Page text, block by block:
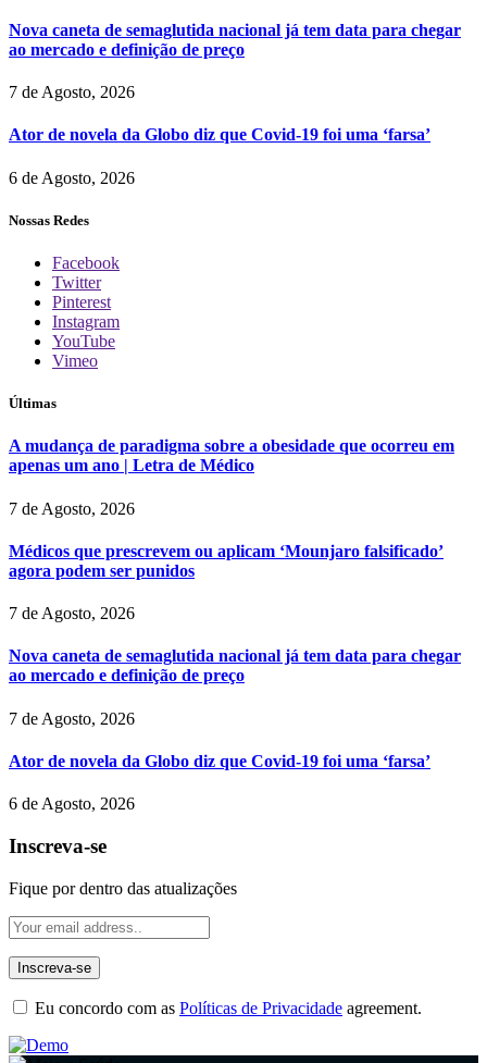
Nova caneta de semaglutida nacional já tem data para chegar
ao mercado e definição de preço
7 de Agosto, 2026
Ator de novela da Globo diz que Covid-19 foi uma ‘farsa’
6 de Agosto, 2026
Nossas Redes
Facebook
Twitter
Pinterest
Instagram
YouTube
Vimeo
Últimas
A mudança de paradigma sobre a obesidade que ocorreu em
apenas um ano | Letra de Médico
7 de Agosto, 2026
Médicos que prescrevem ou aplicam ‘Mounjaro falsificado’
agora podem ser punidos
7 de Agosto, 2026
Nova caneta de semaglutida nacional já tem data para chegar
ao mercado e definição de preço
7 de Agosto, 2026
Ator de novela da Globo diz que Covid-19 foi uma ‘farsa’
6 de Agosto, 2026
Inscreva-se
Fique por dentro das atualizações
Eu concordo com as Políticas de Privacidade agreement.